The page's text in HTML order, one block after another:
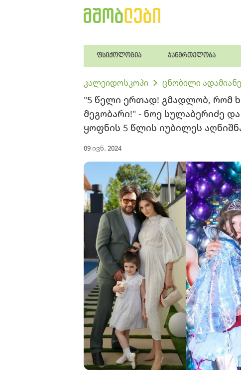
ფსიქოლოგია ჯანმრთელობა
კალეიდოსკოპი ცნობილი
"5 წელი ერთად! გმადლობ, რომ
მეგობარი!" - ნოე სულაბერიძე
ყოფნის 5 წლის იუბილეს
09 ივნ. 2024